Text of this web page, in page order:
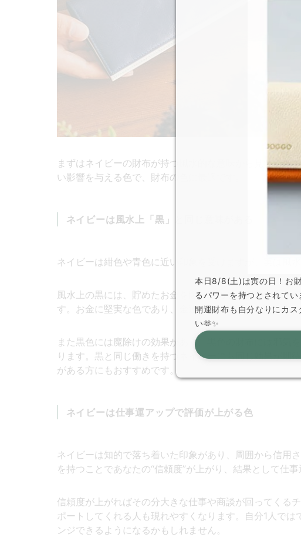
まずはネイビーの財布が持つ風水的な意味から見ていき
い影響を与える色で、財布の色に最適です。
ネイビーは風水上「黒」と同じ意味がある
ネイビーは紺色や青色に近い印象を受けますが、実は風
風水上の黒には、貯めたお金を閉じ込める貯蓄のパワー
す。お金に堅実な色であり、金運アップや貯金したい人
また黒色には魔除けの効果があり、黒色の財布には邪気
ります。黒と同じ働きを持つネイビーにも同じ効果が期
がある方にもおすすめです。
ネイビーは仕事運アップで評価が上がる色
ネイビーは知的で落ち着いた印象があり、周囲から信用
を持つことであなたの“信頼度”が上がり、結果として仕事
信頼度が上がればその分大きな仕事や商談が回ってくる
ポートしてくれる人も現れやすくなります。自分1人で
ンジできるようになるかもしれません。
本日8/8(土)は寅の日！お
るパワーを持つとされてい
開運財布も自分なりにカ
い🫶✨